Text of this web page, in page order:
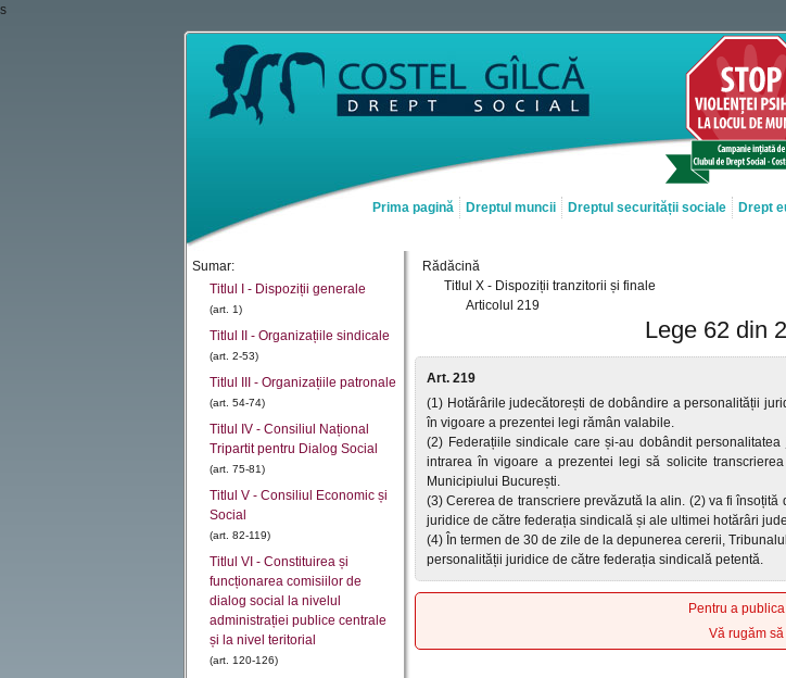
s
Prima pagină Dreptul muncii Dreptul securității sociale Drept
Sumar:
Titlul I - Dispoziții generale
(art. 1)
Titlul II - Organizațiile sindicale
(art. 2-53)
Titlul III - Organizațiile patronale
(art. 54-74)
Titlul IV - Consiliul Național
Tripartit pentru Dialog Social
(art. 75-81)
Titlul V - Consiliul Economic și
Social
(art. 82-119)
Titlul VI - Constituirea și
funcționarea comisiilor de
dialog social la nivelul
administrației publice centrale
și la nivel teritorial
(art. 120-126)
Rădăcină
Titlul X - Dispoziții tranzitorii și finale
Articolul 219
Lege 62 din
Art. 219
(1) Hotărârile judecătorești de dobândire a personalității
în vigoare a prezentei legi rămân valabile.
(2) Federațiile sindicale care și-au dobândit
intrarea în vigoare a prezentei legi să solicite
Municipiului București.
(3) Cererea de transcriere prevăzută la alin. (2) va fi
juridice de către federația sindicală și ale ultimei hotărâri
(4) În termen de 30 de zile de la depunerea cererii,
personalității juridice de către federația sindicală petentă.
Pentru a
Vă rugăm